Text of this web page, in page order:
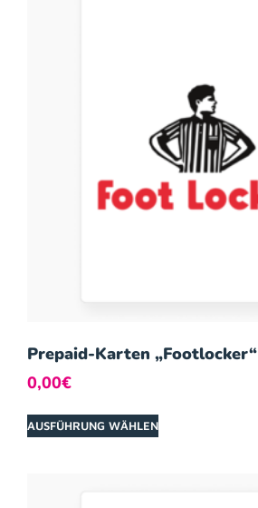
Prepaid-Karten „Footlocker“
0,00€
AUSFÜHRUNG WÄHLEN